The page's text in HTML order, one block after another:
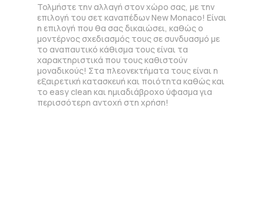
Τολμήστε την αλλαγή στον χώρο σας, με την
επιλογή του σετ καναπέδων New Monaco! Είναι
η επιλογή που θα σας δικαιώσει, καθώς ο
μοντέρνος σχεδιασμός τους σε συνδυασμό με
το αναπαυτικό κάθισμα τους είναι τα
χαρακτηριστικά που τους καθιστούν
μοναδικούς! Στα πλεονεκτήματα τους είναι η
εξαιρετική κατασκευή και ποιότητα καθώς και
το easy clean και ημιαδιάβροχο ύφασμα για
περισσότερη αντοχή στη χρήση!